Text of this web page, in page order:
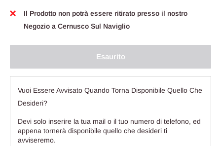
Il Prodotto non potrà essere ritirato presso il nostro
Negozio a Cernusco Sul Naviglio
Esaurito
Vuoi Essere Avvisato Quando Torna Disponibile Quello Che
Desideri?
Devi solo inserire la tua mail o il tuo numero di telefono, ed
appena tornerà disponibile quello che desideri ti
avviseremo.